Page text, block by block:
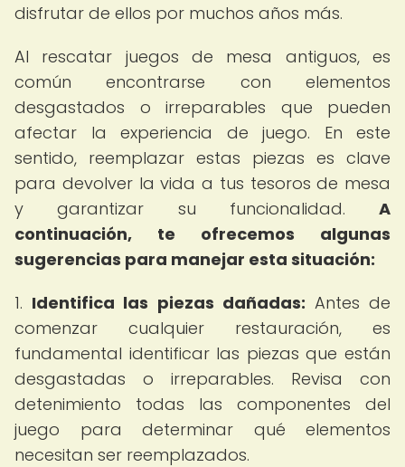
disfrutar de ellos por muchos años más.
Al rescatar juegos de mesa antiguos, es
común encontrarse con elementos
desgastados o irreparables que pueden
afectar la experiencia de juego. En este
sentido, reemplazar estas piezas es clave
para devolver la vida a tus tesoros de mesa
y garantizar su funcionalidad. A
continuación, te ofrecemos algunas
sugerencias para manejar esta situación:
1. Identifica las piezas dañadas: Antes de
comenzar cualquier restauración, es
fundamental identificar las piezas que están
desgastadas o irreparables. Revisa con
detenimiento todas las componentes del
juego para determinar qué elementos
necesitan ser reemplazados.